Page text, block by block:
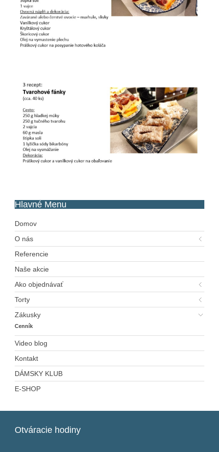
Hlavné Menu
Domov
O nás
Referencie
Naše akcie
Ako objednávať
Torty
Zákusky
Cenník
Video blog
Kontakt
DÁMSKY KLUB
E-SHOP
Otváracie hodiny